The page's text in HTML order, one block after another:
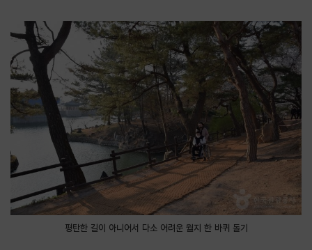
평탄한 길이 아니어서 다소 어려운 월지 한 바퀴 돌기